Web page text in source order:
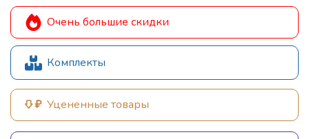
Очень большие скидки
Комплекты
Уцененные товары